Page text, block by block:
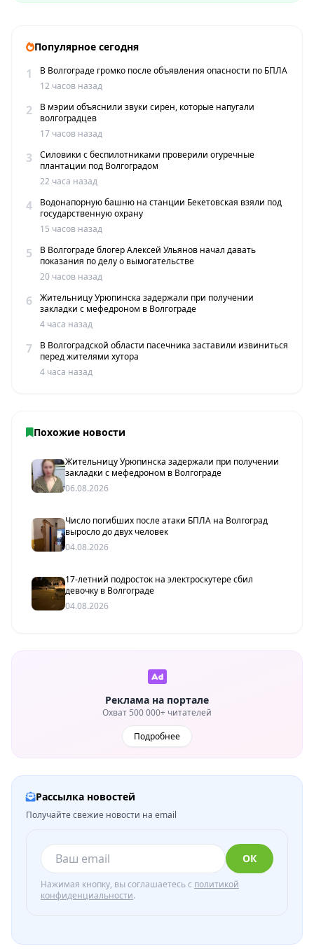
Популярное сегодня
1
В Волгограде громко после объявления опасности по БПЛА
12 часов назад
2
В мэрии объяснили звуки сирен, которые напугали
волгоградцев
17 часов назад
3
Силовики с беспилотниками проверили огуречные
плантации под Волгоградом
22 часа назад
4
Водонапорную башню на станции Бекетовская взяли под
государственную охрану
15 часов назад
5
В Волгограде блогер Алексей Ульянов начал давать
показания по делу о вымогательстве
20 часов назад
6
Жительницу Урюпинска задержали при получении
закладки с мефедроном в Волгограде
4 часа назад
7
В Волгоградской области пасечника заставили извиниться
перед жителями хутора
4 часа назад
Похожие новости
Жительницу Урюпинска задержали при получении
закладки с мефедроном в Волгограде
06.08.2026
Число погибших после атаки БПЛА на Волгоград
выросло до двух человек
04.08.2026
17-летний подросток на электроскутере сбил
девочку в Волгограде
04.08.2026
Реклама на портале
Охват 500 000+ читателей
Подробнее
Рассылка новостей
Получайте свежие новости на email
ОК
Нажимая кнопку, вы соглашаетесь с политикой
конфиденциальности.